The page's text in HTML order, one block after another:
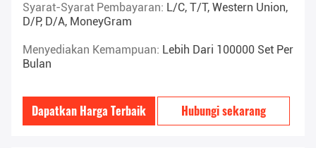
Syarat-Syarat Pembayaran: L/C, T/T, Western Union,
D/P, D/A, MoneyGram
Menyediakan Kemampuan: Lebih Dari 100000 Set Per
Bulan
Dapatkan Harga Terbaik Hubungi sekarang